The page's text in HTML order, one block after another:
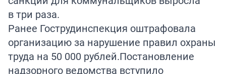
в три раза.
Ранее Гострудинспекция оштрафовала
организацию за нарушение правил охраны
труда на 50 000 рублей.Постановление
надзорного ведомства вступило